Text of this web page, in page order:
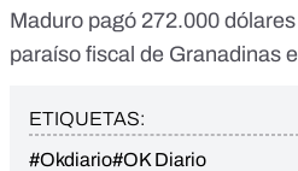
Maduro pagó 272.000
paraíso fiscal de Granadinas
ETIQUETAS:
#Okdiario#OK Diario